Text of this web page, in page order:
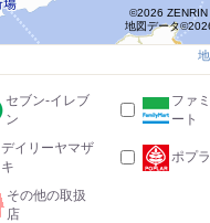
©2026 ZENRIN
地図データ
セブン-イレブ
ン
ファ
ート
デイリーヤマザ
キ
ポプラ
その他の取扱
店